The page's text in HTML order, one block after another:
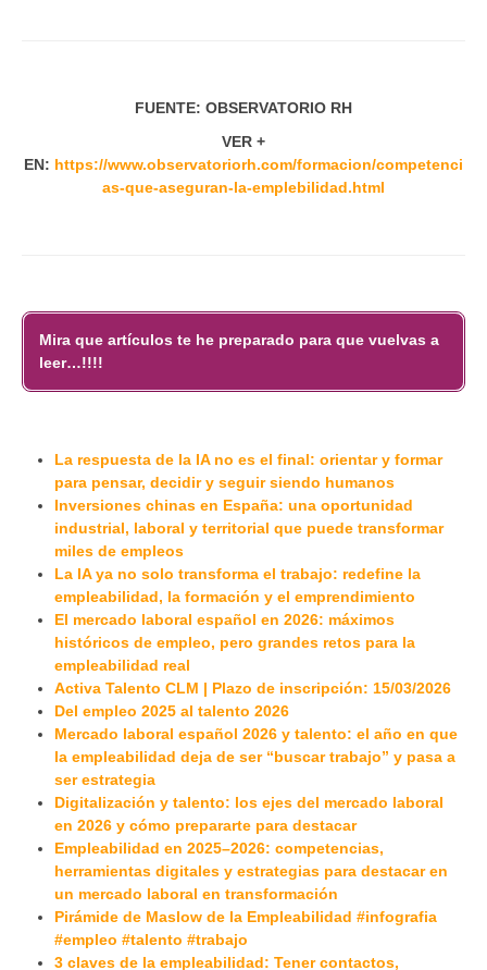
FUENTE: OBSERVATORIO RH
VER +
EN: https://www.observatoriorh.com/formacion/competenci
as-que-aseguran-la-emplebilidad.html
Mira que artículos te he preparado para que vuelvas a
leer…!!!!
La respuesta de la IA no es el final: orientar y formar
para pensar, decidir y seguir siendo humanos
Inversiones chinas en España: una oportunidad
industrial, laboral y territorial que puede transformar
miles de empleos
La IA ya no solo transforma el trabajo: redefine la
empleabilidad, la formación y el emprendimiento
El mercado laboral español en 2026: máximos
históricos de empleo, pero grandes retos para la
empleabilidad real
Activa Talento CLM | Plazo de inscripción: 15/03/2026
Del empleo 2025 al talento 2026
Mercado laboral español 2026 y talento: el año en que
la empleabilidad deja de ser “buscar trabajo” y pasa a
ser estrategia
Digitalización y talento: los ejes del mercado laboral
en 2026 y cómo prepararte para destacar
Empleabilidad en 2025–2026: competencias,
herramientas digitales y estrategias para destacar en
un mercado laboral en transformación
Pirámide de Maslow de la Empleabilidad #infografia
#empleo #talento #trabajo
3 claves de la empleabilidad: Tener contactos,